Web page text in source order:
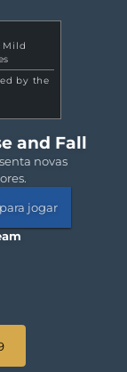
Mild
by the
and Fall
novas
para jogar